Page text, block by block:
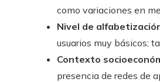
como variaciones en
Nivel de
usuarios muy básicos;
Contexto
presencia de redes de